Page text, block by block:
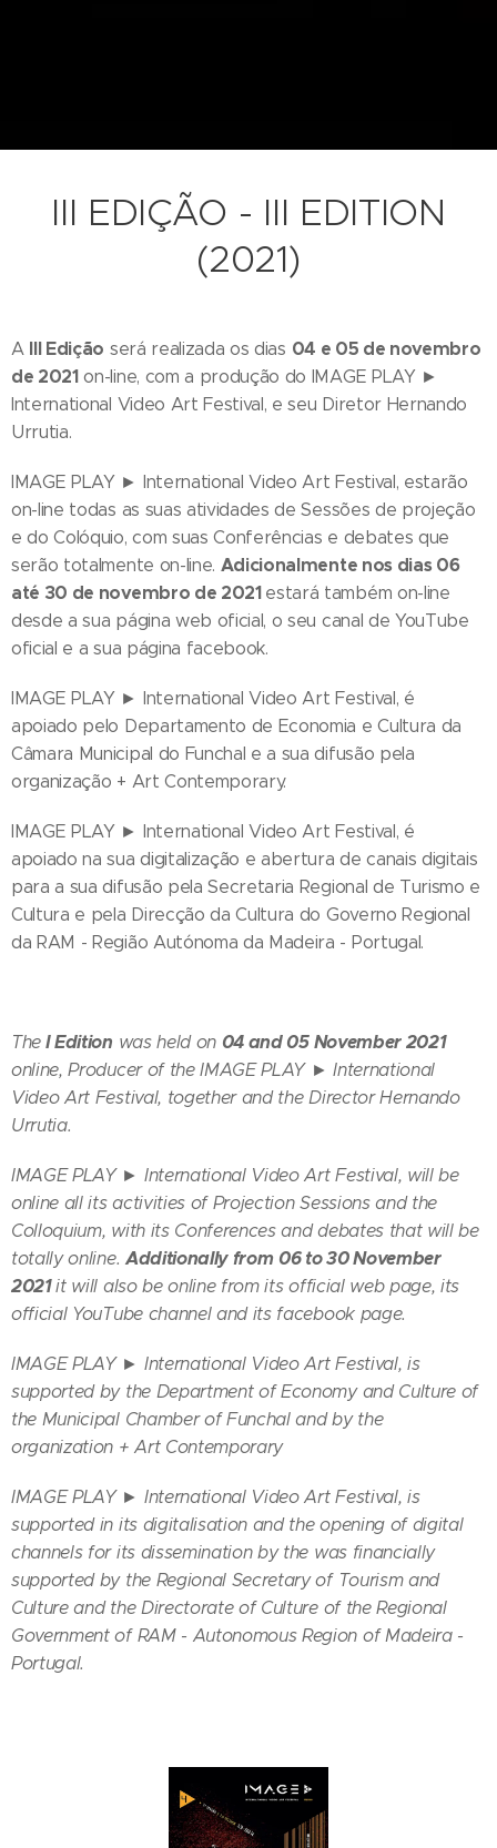
III EDIÇÃO - III EDITION
(2021)
A III Edição será realizada os dias 04 e 05 de novembro
de 2021on-line, com a produção do IMAGE PLAY ►
International Video Art Festival, e seu Diretor Hernando
Urrutia.
IMAGE PLAY ► International Video Art Festival, estarão
on-line todas as suas atividades de Sessões de projeção
e do Colóquio, com suas Conferências e debates que
serão totalmente on-line. Adicionalmente nos dias 06
até 30 de novembro de 2021 estará também on-line
desde a sua página web oficial, o seu canal de YouTube
oficial e a sua página facebook.
IMAGE PLAY ► International Video Art Festival, é
apoiado pelo Departamento de Economia e Cultura da
Câmara Municipal do Funchal e a sua difusão pela
organização + Art Contemporary.
IMAGE PLAY ► International Video Art Festival, é
apoiado na sua digitalização e abertura de canais digitais
para a sua difusão pela Secretaria Regional de Turismo e
Cultura e pela Direcção da Cultura do Governo Regional
da RAM - Região Autónoma da Madeira - Portugal.
The I Edition was held on 04 and 05 November 2021
online, Producer of the IMAGE PLAY ► International
Video Art Festival, together and the Director Hernando
Urrutia.
IMAGE PLAY ► International Video Art Festival, will be
online all its activities of Projection Sessions and the
Colloquium, with its Conferences and debates that will be
totally online. Additionally from 06 to 30 November
2021it will also be online from its official web page, its
official YouTube channel and its facebook page.
IMAGE PLAY ► International Video Art Festival, is
supported by the Department of Economy and Culture of
the Municipal Chamber of Funchal and by the
organization + Art Contemporary
IMAGE PLAY ► International Video Art Festival, is
supported in its digitalisation and the opening of digital
channels for its disseminationby the was financially
supported by the Regional Secretary of Tourism and
Culture and the Directorate of Culture of the Regional
Government of RAM - Autonomous Region of Madeira -
Portugal.